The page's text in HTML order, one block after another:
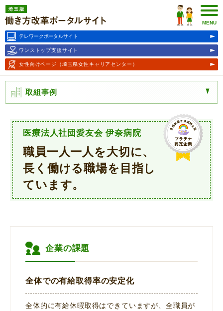
埼玉版働き方改革ポータルサ
イト
MENU
テレワークポータルサイト
ワンストップ支援サイト
女性向けページ （埼玉県女性キャリアセンター）
取組事例
医療法人社団愛友会 伊奈病院
職員一人一人を大切に、
長く働ける職場を目指し
ています。
企業の課題
全体での有給取得率の安定化
全体的に有給休暇取得はできていますが、全職員が